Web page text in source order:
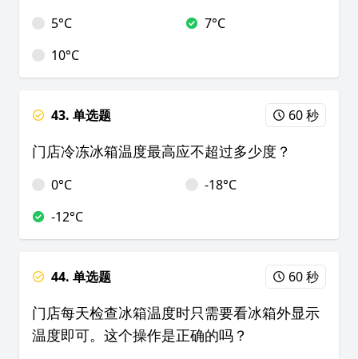
5°C
7°C
10°C
43. 单选题 60 秒
门店冷冻冰箱温度最高应不超过多少度？
0°C
-18°C
-12°C
44. 单选题 60 秒
门店每天检查冰箱温度时只需要看冰箱外显示
温度即可。这个操作是正确的吗？